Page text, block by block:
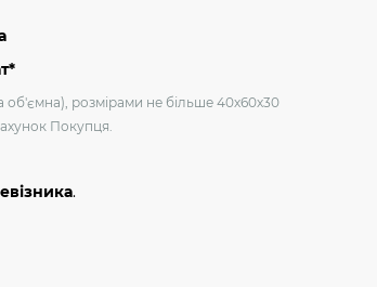
об'ємна), розмірами не більше 40х60х30
Покупця.
.